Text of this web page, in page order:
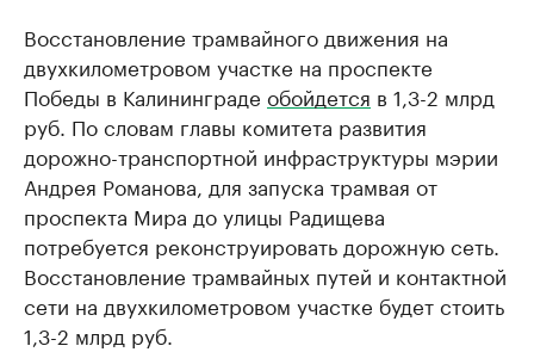
Восстановление трамвайного движения на
двухкилометровом участке на проспекте
Победы в Калининграде обойдется в 1,3-2 млрд
руб. По словам главы комитета развития
дорожно-транспортной инфраструктуры мэрии
Андрея Романова, для запуска трамвая от
проспекта Мира до улицы Радищева
потребуется реконструировать дорожную сеть.
Восстановление трамвайных путей и контактной
сети на двухкилометровом участке будет стоить
1,3-2 млрд руб.